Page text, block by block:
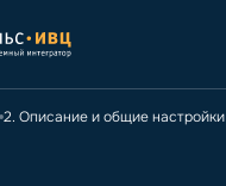
2. Описание и общие настройки